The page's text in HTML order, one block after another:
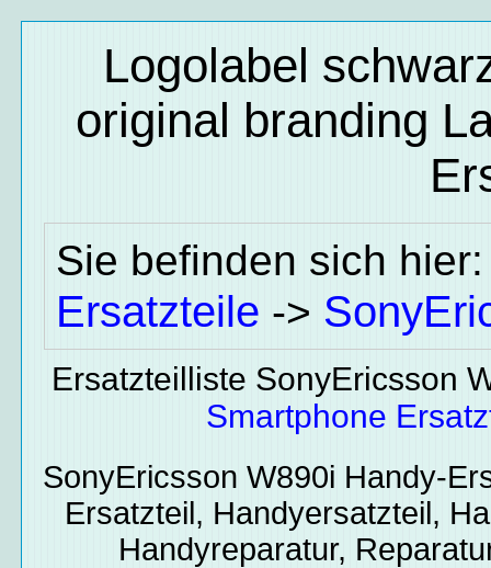
Logolabel
original branding
Sie befinden sich
Ersatzteile ->
Ersatzteilliste SonyEricsson
Smartphone
SonyEricsson W890i Handy-
Ersatzteil, Handyersatzteil,
Handyreparatur,